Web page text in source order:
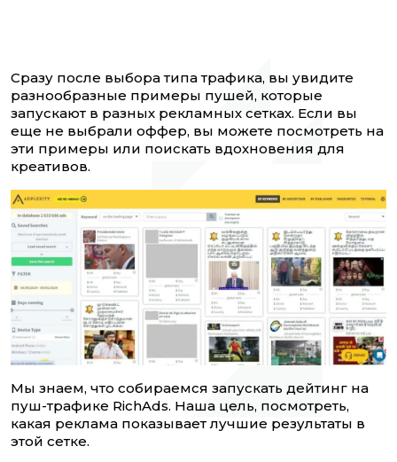
Сразу после выбора типа трафика, вы увидите
разнообразные примеры пушей, которые
запускают в разных рекламных сетках. Если вы
еще не выбрали оффер, вы можете посмотреть на
эти примеры или поискать вдохновения для
креативов.
Мы знаем, что собираемся запускать дейтинг на
пуш-трафике RichAds. Наша цель, посмотреть,
какая реклама показывает лучшие результаты в
этой сетке.